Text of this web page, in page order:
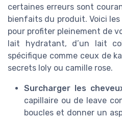
certaines erreurs sont
bienfaits du produit. Voici
pour profiter pleinement de
lait hydratant, d’un lait
spécifique comme ceux de
secrets loly ou camille rose.
Surcharger les
capillaire ou de leave
boucles et donner un